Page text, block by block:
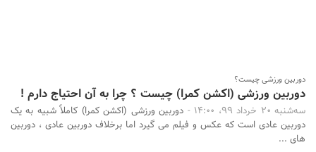
دوربین ورزشی چیست؟
دوربین ورزشی (اکشن کمرا) چیست ؟ چرا به آن احتیاج دارم !
سه‌شنبه 20 خرداد 99، 14:00 -
دوربین ورزشی (اکشن کمرا) کاملاً شبیه به یک
دوربین عادی است که عکس و فیلم می گیرد اما برخلاف دوربین عادی ، دوربین
های ...